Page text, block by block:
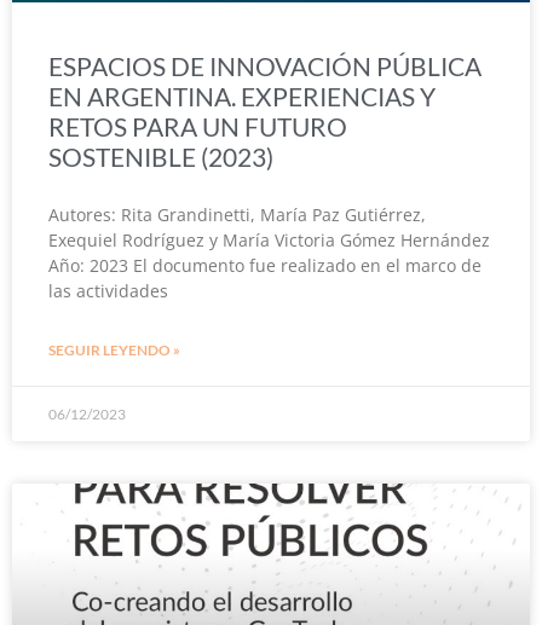
ESPACIOS DE INNOVACIÓN PÚBLICA
EN ARGENTINA. EXPERIENCIAS Y
RETOS PARA UN FUTURO
SOSTENIBLE (2023)
Autores: Rita Grandinetti, María Paz Gutiérrez,
Exequiel Rodríguez y María Victoria Gómez Hernández
Año: 2023 El documento fue realizado en el marco de
las actividades
SEGUIR LEYENDO »
06/12/2023